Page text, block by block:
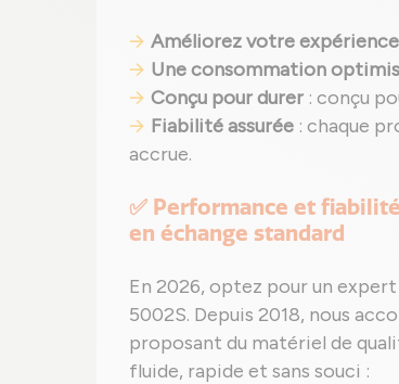
Améliorez votre
Une consommation
Conçu pour durer : conçu
Fiabilité assurée : chaque
accrue.
✅ Performance et
en échange standard
En 2026, optez pour un
5002S. Depuis 2018, nous
proposant du matériel de
fluide, rapide et sans souci :